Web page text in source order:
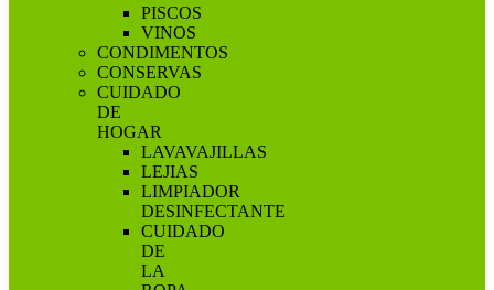
PISCOS
VINOS
CONDIMENTOS
CONSERVAS
CUIDADO
DE
HOGAR
LAVAVAJILLAS
LEJIAS
LIMPIADOR
DESINFECTANTE
CUIDADO
DE
LA